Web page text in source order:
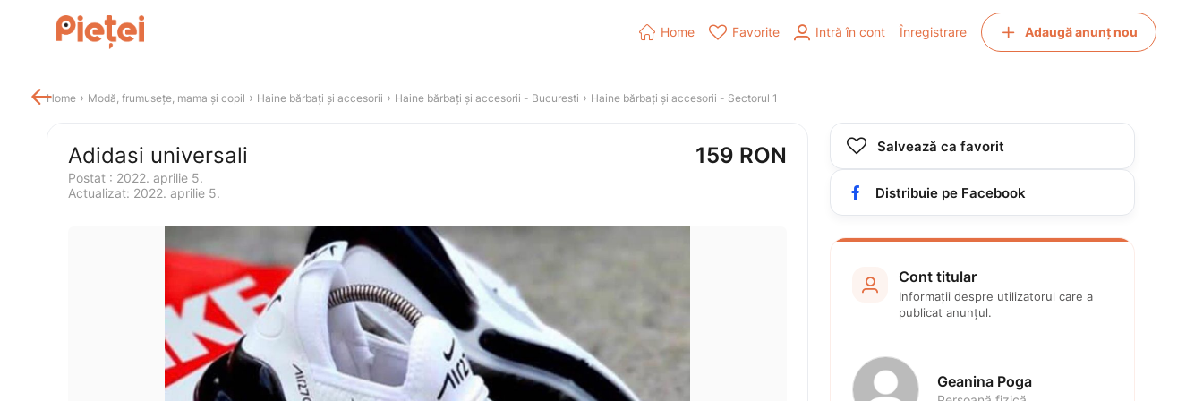
Home › Modă, frumusețe, mama și copil › Haine bărbați și accesorii › Haine bărbați și accesorii - Bucuresti › Haine bărbați și accesorii - Sectorul 1
Adidasi universali 159 RON
Postat : 2022. aprilie 5.
Actualizat: 2022. aprilie 5.
 Salvează ca favorit
 Distribuie pe Facebook
 Cont titular
Informații despre utilizatorul care a
publicat anunțul.
Geanina Poga
 Home  Favorite  Intră în cont Înregistrare  Adaugă anunț nou